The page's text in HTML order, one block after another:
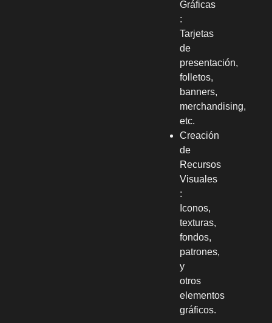
Gráficas
:
Tarjetas
de
presentación,
folletos,
banners,
merchandising,
etc.
Creación
de
Recursos
Visuales
:
Iconos,
texturas,
fondos,
patrones,
y
otros
elementos
gráficos.